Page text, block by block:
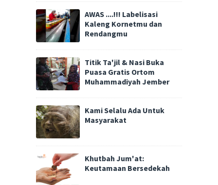
AWAS ....!!! Labelisasi
Kaleng Kornetmu dan
Rendangmu
Titik Ta'jil & Nasi Buka
Puasa Gratis Ortom
Muhammadiyah Jember
Kami Selalu Ada Untuk
Masyarakat
Khutbah Jum'at:
Keutamaan Bersedekah